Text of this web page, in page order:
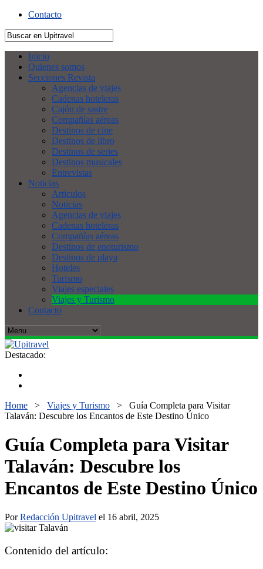
Contacto
Inicio
Quienes somos
Secciones Revista
Agencias de viajes
Cadenas hoteleras
Cajón de sastre
Compañías aéreas
Destinos de cine
Destinos de libro
Destinos de series
Destinos musicales
Entrevistas
Noticias
Artículos
Noticias
Agencias de viajes
Cadenas hoteleras
Compañías aéreas
Destinos de enoturismo
Destinos de playa
Hoteles
Turismo
Viajes especiales
Viajes y Turismo
Contacto
Destacado:
Home > Viajes y Turismo > Guía Completa para Visitar
Talaván: Descubre los Encantos de Este Destino Único
Guía Completa para Visitar
Talaván: Descubre los
Encantos de Este Destino Único
PorRedacción Upitravel el 16 abril, 2025
Contenido del artículo: